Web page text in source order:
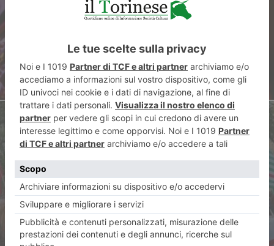
al cielo al cielo e volo via…”
ARTICOLO SUCCESSIVO
25 aprile, in duemila alla
fiaccolata della vigilia